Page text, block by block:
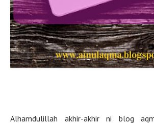
Alhamdulillah akhir-akhir ni blog